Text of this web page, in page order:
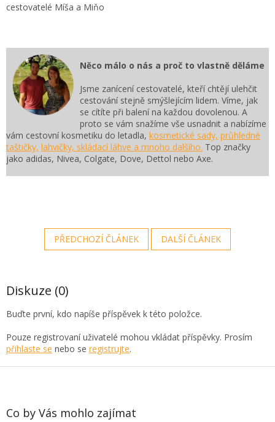
cestovatelé Míša a Miňo
Něco málo o nás a proč to vlastně děláme
Jsme zanícení cestovatelé, kteří chtějí ulehčit
cestování stejně smýšlejícím lidem. Víme, jak
se cítíte při balení na každou dovolenou. A
proto se vám snažíme vše usnadnit a nabízíme
vám cestovní kosmetiku do letadla, kosmetické sady, průhledné
taštičky, lahvičky, skládací láhve a mnoho dalšího. Top značky
jako adidas, Nivea, Colgate, Dove, Dettol nebo Axe.
PŘEDCHOZÍ ČLÁNEK DALŠÍ ČLÁNEK
Diskuze (0)
Buďte první, kdo napíše příspěvek k této položce.
Pouze registrovaní uživatelé mohou vkládat příspěvky. Prosím
přihlaste se nebo se registrujte.
Z
Co by Vás mohlo zajímat